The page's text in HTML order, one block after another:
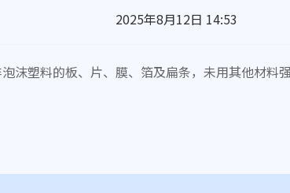
2025年8月12日 14:53
沫塑料的板、片、膜、箔及扁条，未用其他材料